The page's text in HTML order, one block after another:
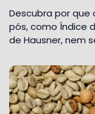
Descubra por
pós, como Índice
de Hausner, nem